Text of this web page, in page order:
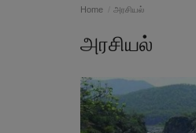
Home அரசியல்
அரசியல்